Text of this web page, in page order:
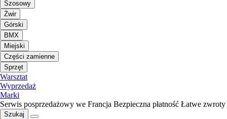
Szosowy
Żwir
Górski
BMX
Miejski
Części zamienne
Sprzęt
Warsztat
Wyprzedaż
Marki
Serwis posprzedażowy we Francja Bezpieczna płatność Łatwe zwroty
Szukaj